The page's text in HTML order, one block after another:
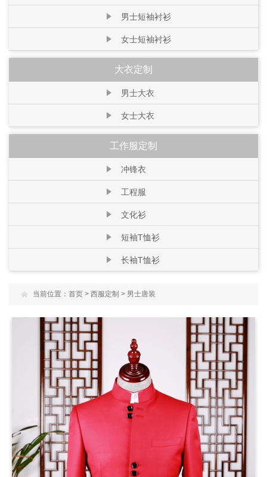
男士短袖衬衫
女士短袖衬衫
大衣定制
男士大衣
女士大衣
工作服定制
冲锋衣
工程服
文化衫
短袖T恤衫
长袖T恤衫
当前位置： 首页 > 西服定制 > 男士唐装